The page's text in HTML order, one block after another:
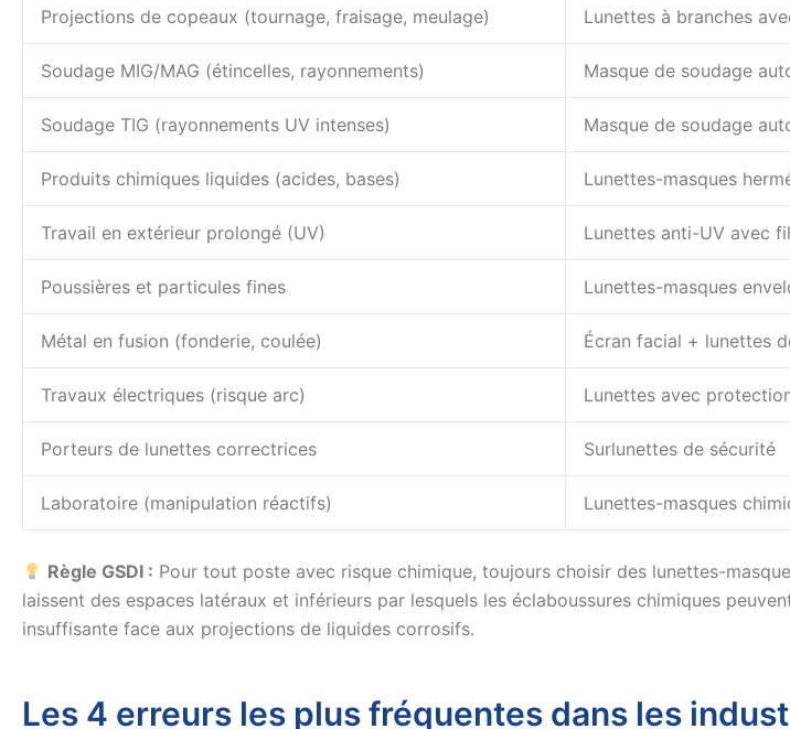
Projections de copeaux (tournage, fraisage, meulage) Lunettes à branches
Soudage MIG/MAG (étincelles, rayonnements) Masque de soudage
Soudage TIG (rayonnements UV intenses) Masque de soudage
Produits chimiques liquides (acides, bases) Lunettes-masques
Travail en extérieur prolongé (UV) Lunettes anti-UV avec
Poussières et particules fines Lunettes-masques
Métal en fusion (fonderie, coulée) Écran facial + lunettes
Travaux électriques (risque arc) Lunettes avec
Porteurs de lunettes correctrices Surlunettes de sécurité
Laboratoire (manipulation réactifs) Lunettes-masques
Règle GSDI : Pour tout poste avec risque chimique, toujours choisir des lunettes-
laissent des espaces latéraux et inférieurs par lesquels les éclaboussures chimiques
insuffisante face aux projections de liquides corrosifs.
Les 4 erreurs les plus fréquentes dans les